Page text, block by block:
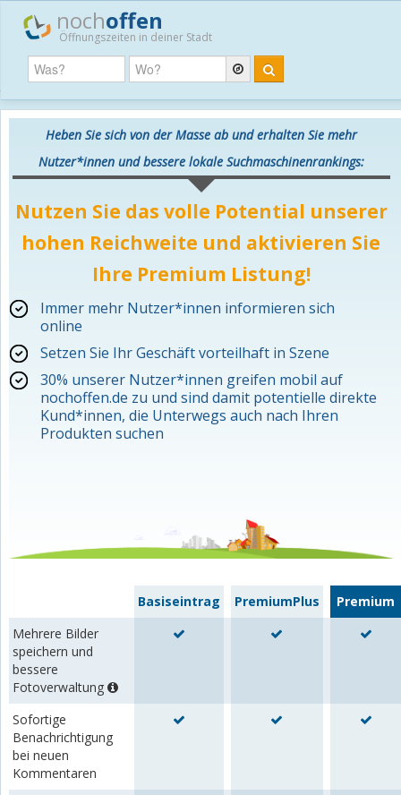
nochoffen
Öffnungszeiten in deiner Stadt
Heben Sie sich von der Masse ab und erhalten Sie mehr
Nutzer*innen und bessere lokale Suchmaschinenrankings:
Nutzen Sie das volle Potential unserer
hohen Reichweite und aktivieren Sie
Ihre Premium Listung!
Immer mehr Nutzer*innen informieren sich
online
Setzen Sie Ihr Geschäft vorteilhaft in Szene
30% unserer Nutzer*innen greifen mobil auf
nochoffen.de zu und sind damit potentielle direkte
Kund*innen, die Unterwegs auch nach Ihren
Produkten suchen
Basiseintrag PremiumPlus
Premium
Mehrere Bilder
speichern und
bessere
Fotoverwaltung
Sofortige
Benachrichtigung
bei neuen
Kommentaren